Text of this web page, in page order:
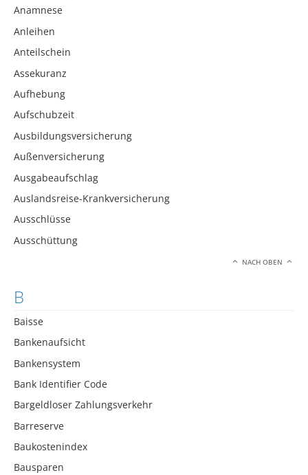
Anamnese
Anleihen
Anteilschein
Assekuranz
Aufhebung
Aufschubzeit
Ausbildungsversicherung
Außenversicherung
Ausgabeaufschlag
Auslandsreise-Krankversicherung
Ausschlüsse
Ausschüttung
NACH OBEN
B
Baisse
Bankenaufsicht
Bankensystem
Bank Identifier Code
Bargeldloser Zahlungsverkehr
Barreserve
Baukostenindex
Bausparen